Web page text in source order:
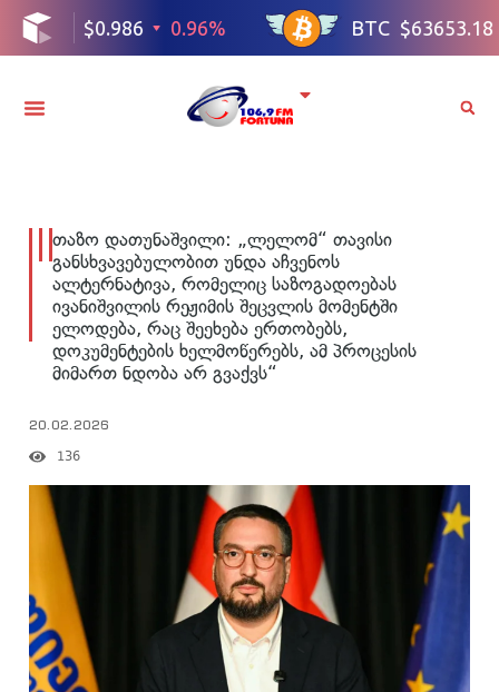
თაზო დათუნაშვილი: „ლელომ“ თავისი
განსხვავებულობით უნდა აჩვენოს
ალტერნატივა, რომელიც საზოგადოებას
ივანიშვილის რეჟიმის შეცვლის მომენტში
ელოდება, რაც შეეხება ერთობებს,
დოკუმენტების ხელმოწერებს, ამ პროცესის
მიმართ ნდობა არ გვაქვს“
20.02.2026
136